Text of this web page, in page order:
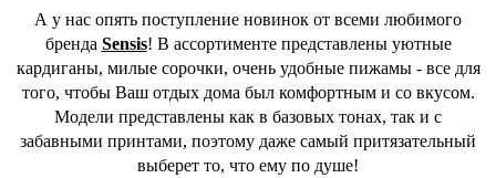
А у нас опять поступление новинок от всеми любимого
бренда Sensis! В ассортименте представлены уютные
кардиганы, милые сорочки, очень удобные пижамы - все для
того, чтобы Ваш отдых дома был комфортным и со вкусом.
Модели представлены как в базовых тонах, так и с
забавными принтами, поэтому даже самый притязательный
выберет то, что ему по душе!